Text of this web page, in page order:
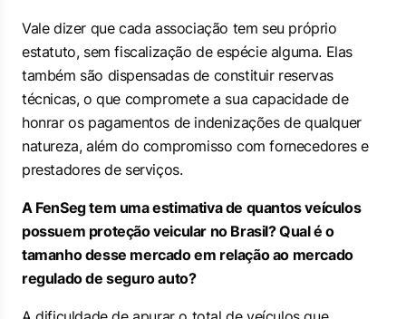
Vale dizer que cada associação tem seu próprio
estatuto, sem fiscalização de espécie alguma. Elas
também são dispensadas de constituir reservas
técnicas, o que compromete a sua capacidade de
honrar os pagamentos de indenizações de qualquer
natureza, além do compromisso com fornecedores e
prestadores de serviços.
A FenSeg tem uma estimativa de quantos veículos
possuem proteção veicular no Brasil? Qual é o
tamanho desse mercado em relação ao mercado
regulado de seguro auto?